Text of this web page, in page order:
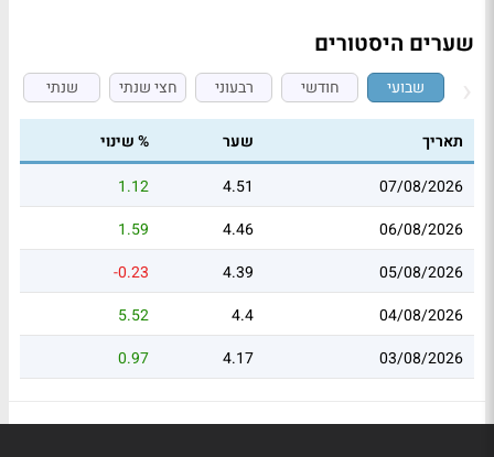
שערים היסטורים
שבועי חודשי רבעוני חצי שנתי שנתי
תאריך שער
% שינוי
07/08/2026
4.51
1.12
06/08/2026
4.46
1.59
05/08/2026
4.39
-0.23
04/08/2026
4.4
5.52
03/08/2026
4.17
0.97